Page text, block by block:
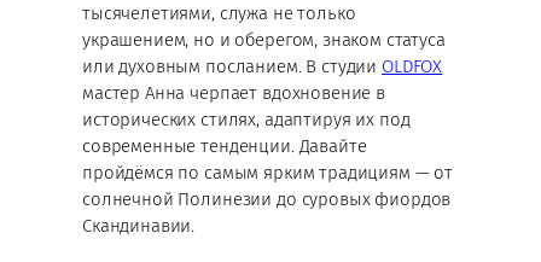
тысячелетиями, служа не только
украшением, но и оберегом, знаком статуса
или духовным посланием. В студии OLDFOX
мастер Анна черпает вдохновение в
исторических стилях, адаптируя их под
современные тенденции. Давайте
пройдёмся по самым ярким традициям — от
солнечной Полинезии до суровых фиордов
Скандинавии.